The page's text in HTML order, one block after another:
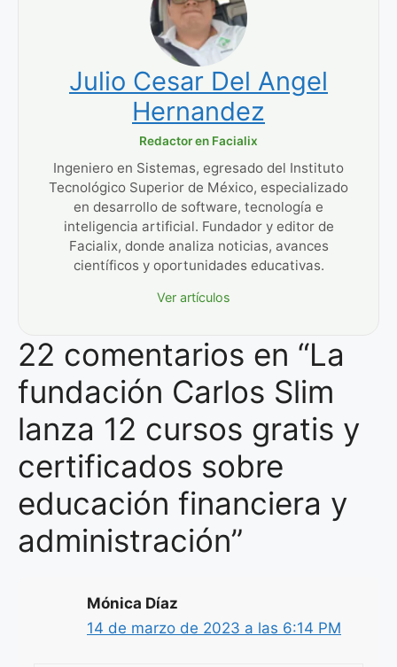
Julio Cesar Del Angel
Hernandez
Redactor en Facialix
Ingeniero en Sistemas, egresado del Instituto
Tecnológico Superior de México, especializado
en desarrollo de software, tecnología e
inteligencia artificial. Fundador y editor de
Facialix, donde analiza noticias, avances
científicos y oportunidades educativas.
Ver artículos
22 comentarios en “La
fundación Carlos Slim
lanza 12 cursos gratis y
certificados sobre
educación financiera y
administración”
Mónica Díaz
14 de marzo de 2023 a las 6:14 PM